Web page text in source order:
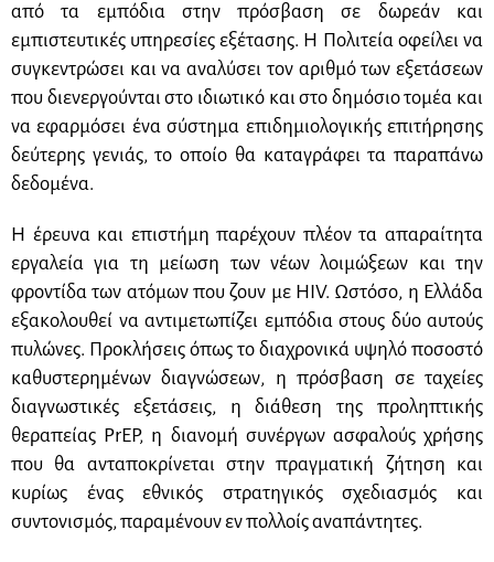
από τα εμπόδια στην πρόσβαση σε δωρεάν και
εμπιστευτικές υπηρεσίες εξέτασης. Η Πολιτεία οφείλει να
συγκεντρώσει και να αναλύσει τον αριθμό των εξετάσεων
που διενεργούνται στο ιδιωτικό και στο δημόσιο τομέα και
να εφαρμόσει ένα σύστημα επιδημιολογικής επιτήρησης
δεύτερης γενιάς, το οποίο θα καταγράφει τα παραπάνω
δεδομένα.
Η έρευνα και επιστήμη παρέχουν πλέον τα απαραίτητα
εργαλεία για τη μείωση των νέων λοιμώξεων και την
φροντίδα των ατόμων που ζουν με HIV. Ωστόσο, η Ελλάδα
εξακολουθεί να αντιμετωπίζει εμπόδια στους δύο αυτούς
πυλώνες. Προκλήσεις όπως το διαχρονικά υψηλό ποσοστό
καθυστερημένων διαγνώσεων, η πρόσβαση σε ταχείες
διαγνωστικές εξετάσεις, η διάθεση της προληπτικής
θεραπείας PrEP, η διανομή συνέργων ασφαλούς χρήσης
που θα ανταποκρίνεται στην πραγματική ζήτηση και
κυρίως ένας εθνικός στρατηγικός σχεδιασμός και
συντονισμός, παραμένουν εν πολλοίς αναπάντητες.